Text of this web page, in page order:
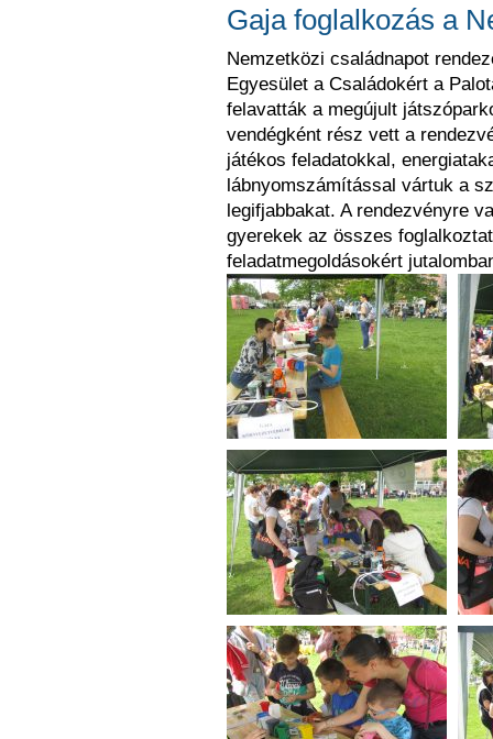
Gaja foglalkozás a
Nemzetközi családnapot
Egyesület a Családokért a
felavatták a megújult
vendégként rész vett a
játékos feladatokkal,
lábnyomszámítással vártuk a
legifjabbakat. A rendezvényre
gyerekek az összes
feladatmegoldásokért